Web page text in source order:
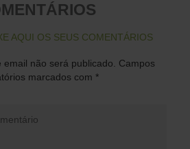
AQUI OS SEUS COMENTÁRIOS
não será publicado.
Campos
marcados com *